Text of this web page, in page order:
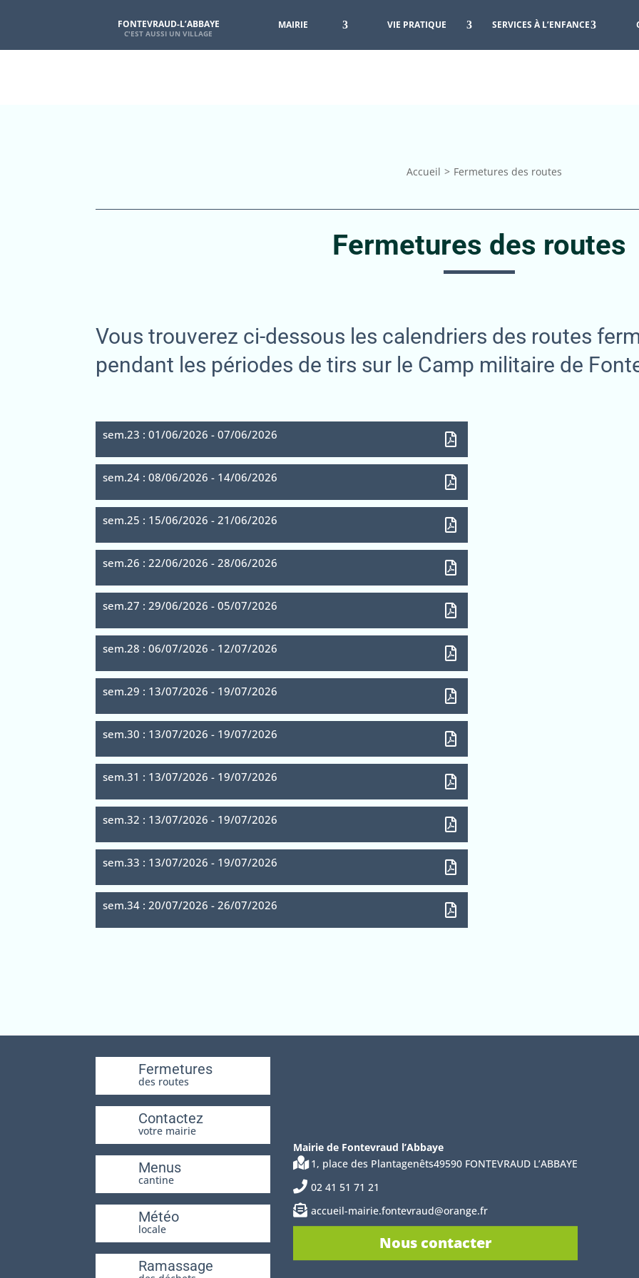
FONTEVRAUD-L’ABBAYE MAIRIE VIE PRATIQUE SERVICES À L’ENFANCE
Accueil Fermetures des routes
Fermetures des routes
Vous trouverez ci-dessous les calendriers des routes
pendant les périodes de tirs sur le Camp militaire de
sem.23 : 01/06/2026 - 07/06/2026
sem.24 : 08/06/2026 - 14/06/2026
sem.25 : 15/06/2026 - 21/06/2026
sem.26 : 22/06/2026 - 28/06/2026
sem.27 : 29/06/2026 - 05/07/2026
sem.28 : 06/07/2026 - 12/07/2026
sem.29 : 13/07/2026 - 19/07/2026
sem.30 : 13/07/2026 - 19/07/2026
sem.31 : 13/07/2026 - 19/07/2026
sem.32 : 13/07/2026 - 19/07/2026
sem.33 : 13/07/2026 - 19/07/2026
sem.34 : 20/07/2026 - 26/07/2026
Fermetures
des routes
Contactez
votre mairie
Menus
cantine
Météo
locale
Ramassage
Mairie de Fontevraud l’Abbaye
1, place des Plantagenêts49590 FONTEVRAUD L’ABBAYE
02 41 51 71 21
accueil-mairie.fontevraud@orange.fr
Nous contacter